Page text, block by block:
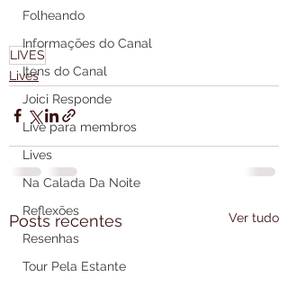
Folheando
Informações do Canal
Itens do Canal
Joici Responde
Live para membros
Lives
Na Calada Da Noite
Reflexões
Resenhas
Tour Pela Estante
LIVES
Lives
Posts recentes Ver tudo